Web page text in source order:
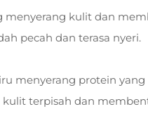
menyerang kulit dan
pecah dan terasa nyeri.
menyerang protein yang
terpisah dan